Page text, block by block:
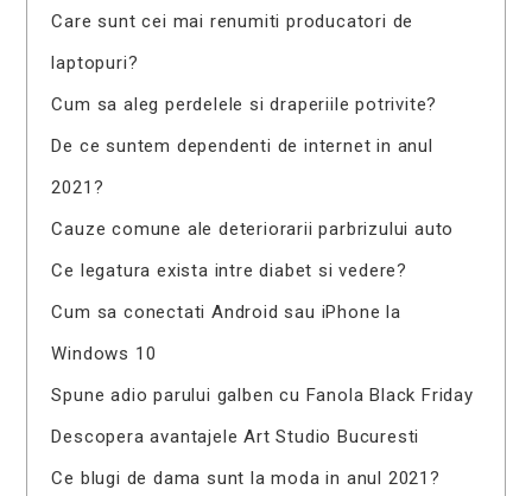
Care sunt cei mai renumiti producatori de
laptopuri?
Cum sa aleg perdelele si draperiile potrivite?
De ce suntem dependenti de internet in anul
2021?
Cauze comune ale deteriorarii parbrizului auto
Ce legatura exista intre diabet si vedere?
Cum sa conectati Android sau iPhone la
Windows 10
Spune adio parului galben cu Fanola Black Friday
Descopera avantajele Art Studio Bucuresti
Ce blugi de dama sunt la moda in anul 2021?